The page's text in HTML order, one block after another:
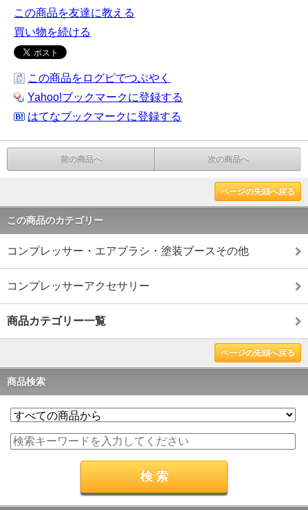
この商品を友達に教える
買い物を続ける
この商品をログピでつぶやく
Yahoo!ブックマークに登録する
はてなブックマークに登録する
前の商品へ 次の商品へ
ページの先頭へ戻る
この商品のカテゴリー
コンプレッサー・エアブラシ・塗装ブースその他
コンプレッサーアクセサリー
商品カテゴリー一覧
ページの先頭へ戻る
商品検索